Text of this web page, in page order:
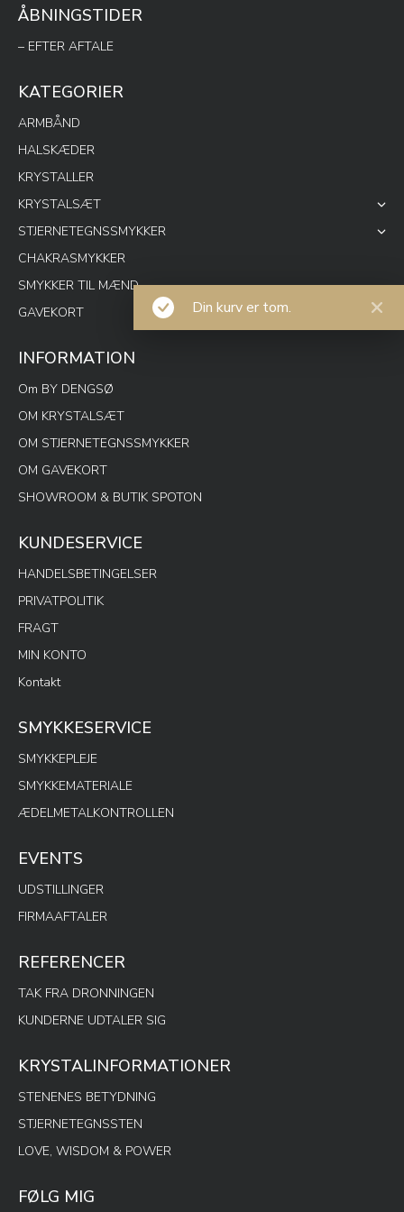
Din kurv er tom.
ÅBNINGSTIDER
– EFTER AFTALE
KATEGORIER
ARMBÅND
HALSKÆDER
KRYSTALLER
KRYSTALSÆT
STJERNETEGNSSMYKKER
CHAKRASMYKKER
SMYKKER TIL MÆND
GAVEKORT
INFORMATION
Om BY DENGSØ
OM KRYSTALSÆT
OM STJERNETEGNSSMYKKER
OM GAVEKORT
SHOWROOM & BUTIK SPOTON
KUNDESERVICE
HANDELSBETINGELSER
PRIVATPOLITIK
FRAGT
MIN KONTO
Kontakt
SMYKKESERVICE
SMYKKEPLEJE
SMYKKEMATERIALE
ÆDELMETALKONTROLLEN
EVENTS
UDSTILLINGER
FIRMAAFTALER
REFERENCER
TAK FRA DRONNINGEN
KUNDERNE UDTALER SIG
KRYSTALINFORMATIONER
STENENES BETYDNING
STJERNETEGNSSTEN
LOVE, WISDOM & POWER
FØLG MIG